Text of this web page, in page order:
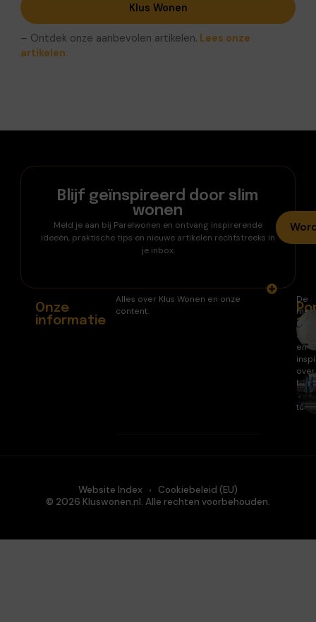
Klus Wonen
– Ontdek onze aanbevolen artikelen. Lees onze
artikelen.
Blijf geïnspireerd door slim
wonen
Meld je aan bij Parelwonen en ontvang inspirerende
ideeën, praktische tips en nieuwe artikelen rechtstreeks in
je inbox.
Onze
informatie
Alles over Klus Wonen en onze
content.
De
en
over
huis
en
tuin.
© 2026 Kluswonen.nl. Alle rechten voorbehouden.
Website Index Cookiebeleid (EU)